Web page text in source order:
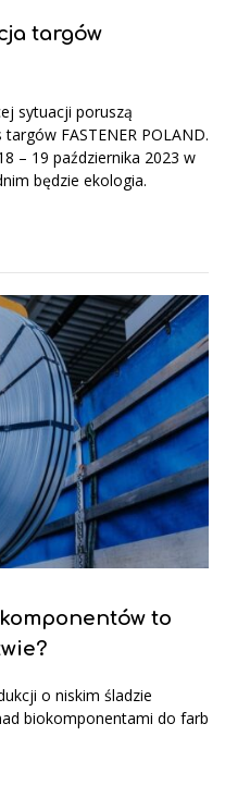
targów
sytuacji poruszą
FASTENER POLAND.
– 19 października 2023 w
będzie ekologia.
to
o niskim śladzie
biokomponentami do farb